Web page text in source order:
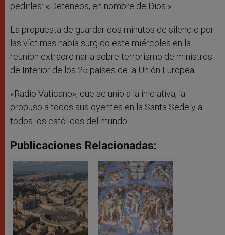
pedirles: «¡Deteneos, en nombre de Dios!».
La propuesta de guardar dos minutos de silencio por
las víctimas había surgido este miércoles en la
reunión extraordinaria sobre terrorismo de ministros
de Interior de los 25 países de la Unión Europea.
«Radio Vaticano», que se unió a la iniciativa, la
propuso a todos sus oyentes en la Santa Sede y a
todos los católicos del mundo.
Publicaciones Relacionadas: